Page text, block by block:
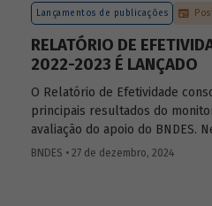
Lançamentos de publicações
RELATÓRIO DE
2022-2023 É LANÇADO
O Relatório de Efetividade
principais resultados do
avaliação do apoio do BNDES.
são apresentados o desempenho
BNDES • 27 de dezembro, 2024